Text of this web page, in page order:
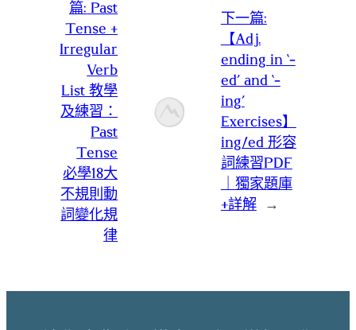
篇: Past
Tense +
Irregular
Verb
List 教學
及練習：
Past
Tense
必學18大
不規則動
詞變化規
律
下一篇:
【Adj.
ending in ‘-
ed’ and ‘-
ing’
Exercises】
ing/ed 形容
詞練習PDF
｜獨家題庫
+詳解
→